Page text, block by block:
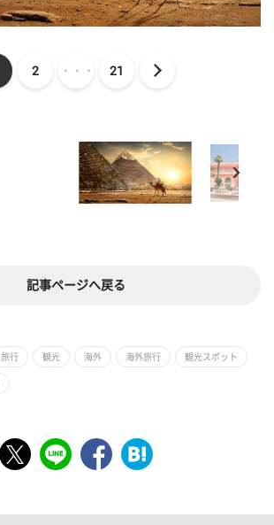
2 ・・・ 21
記事ページへ戻る
旅行 観光 海外 海外旅行 観光スポット